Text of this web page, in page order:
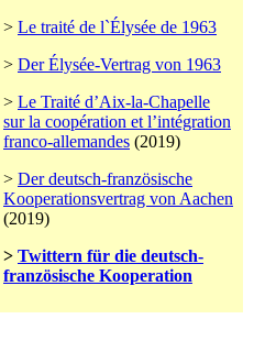
> Le traité de l`Élysée de 1963
> Der Élysée-Vertrag von 1963
> Le Traité d’Aix-la-Chapelle
sur la coopération et l’intégration
franco-allemandes (2019)
> Der deutsch-französische
Kooperationsvertrag von Aachen
(2019)
> Twittern für die deutsch-
französische Kooperation